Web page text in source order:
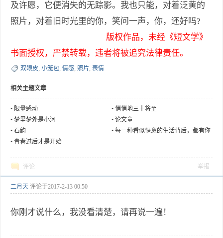
及许愿，它便消失的无踪影。我也只能，对着泛黄的
照片，对着旧时光里的你，笑问一声，你，还好吗?
版权作品，未经《短文学》
书面授权，严禁转载，违者将被追究法律责任。
双眼皮, 小笼包, 情感, 照片, 表情
相关主题文章
• 限量感动 • 悄悄地三十将至
• 梦里梦外是小河 • 论文章
• 石韵 • 每一种看似惬意的生活背后，都有你
• 青春过后才是开始
评论 举报
二月天 评论于2017-2-13 00:50
你刚才说什么，我没看清楚，请再说一遍！